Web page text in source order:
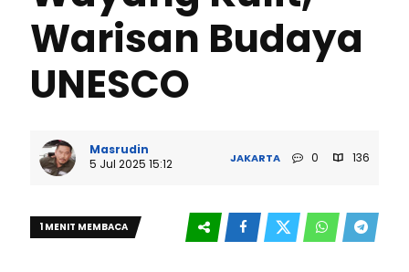
Warisan Budaya
UNESCO
Masrudin
5 Jul 2025 15:12
JAKARTA 0 136
1 MENIT MEMBACA